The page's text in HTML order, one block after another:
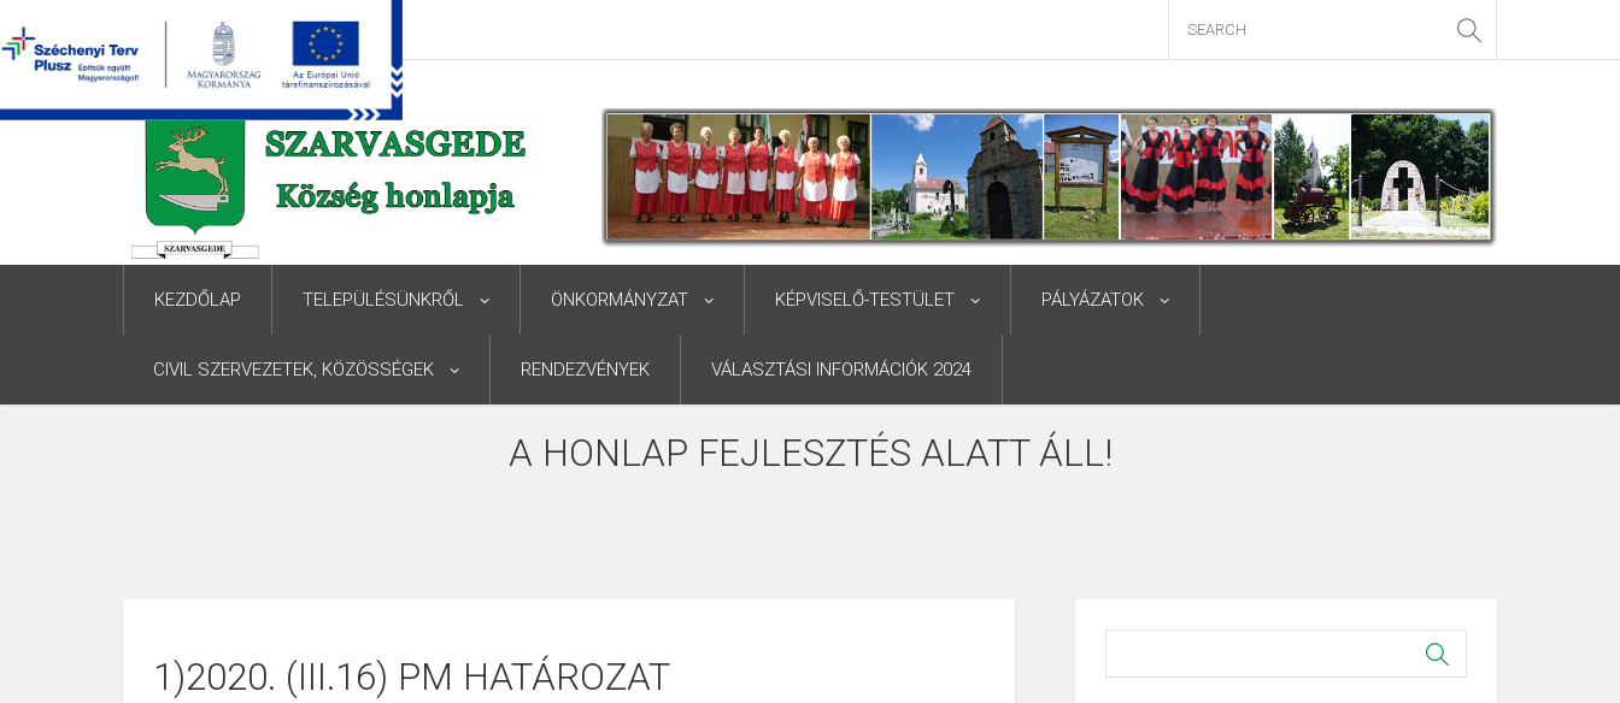
KEZDŐLAP TELEPÜLÉSÜNKRŐL ÖNKORMÁNYZAT KÉPVISELŐ-TESTÜLET PÁLYÁZATOK
CIVIL SZERVEZETEK, KÖZÖSSÉGEK RENDEZVÉNYEK VÁLASZTÁSI INFORMÁCIÓK 2024
A HONLAP FEJLESZTÉS ALATT ÁLL!
1)2020. (III.16) PM HATÁROZAT